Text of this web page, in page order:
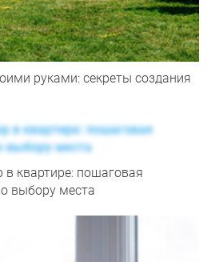
руками: секреты создания
в квартире: пошаговая
выбору места